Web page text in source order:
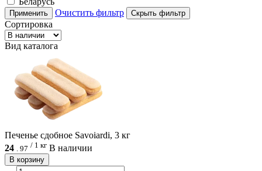
Применить Очистить фильтр Скрыть фильтр
Сортировка
Вид каталога
Печенье сдобное Savoiardi, 3 кг
24 . 97 / 1 кг В наличии
В корзину